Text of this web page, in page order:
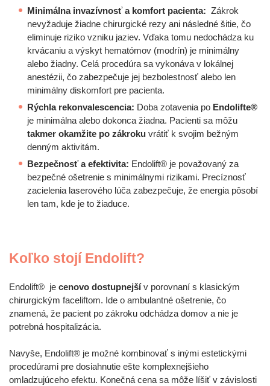
Minimálna invazívnosť a komfort pacienta: Zákrok
nevyžaduje žiadne chirurgické rezy ani následné šitie, čo
eliminuje riziko vzniku jaziev. Vďaka tomu nedochádza ku
krvácaniu a výskyt hematómov (modrín) je minimálny
alebo žiadny. Celá procedúra sa vykonáva v lokálnej
anestézii, čo zabezpečuje jej bezbolestnosť alebo len
minimálny diskomfort pre pacienta.
Rýchla rekonvalescencia: Doba zotavenia po Endolifte®
je minimálna alebo dokonca žiadna. Pacienti sa môžu
takmer okamžite po zákroku vrátiť k svojim bežným
denným aktivitám.
Bezpečnosť a efektivita: Endolift® je považovaný za
bezpečné ošetrenie s minimálnymi rizikami. Precíznosť
zacielenia laserového lúča zabezpečuje, že energia pôsobí
len tam, kde je to žiaduce.
Koľko stojí Endolift?
Endolift® je cenovo dostupnejšív porovnaní s klasickým
chirurgickým faceliftom. Ide o ambulantné ošetrenie, čo
znamená, že pacient po zákroku odchádza domov a nie je
potrebná hospitalizácia.
Navyše, Endolift® je možné kombinovať s inými estetickými
procedúrami pre dosiahnutie ešte komplexnejšieho
omladzujúceho efektu. Konečná cena sa môže líšiť v závislosti